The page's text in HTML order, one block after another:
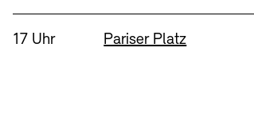
Uhrzeit:
17 Uhr Standort
Pariser Platz